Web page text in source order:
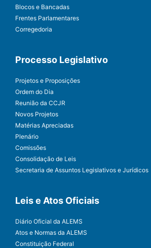
Blocos e Bancadas
Frentes Parlamentares
Corregedoria
Processo Legislativo
Projetos e Proposições
Ordem do Dia
Reunião da CCJR
Novos Projetos
Matérias Apreciadas
Plenário
Comissões
Consolidação de Leis
Secretaria de Assuntos Legislativos e Jurídicos
Leis e Atos Oficiais
Diário Oficial da ALEMS
Atos e Normas da ALEMS
Constituição Federal